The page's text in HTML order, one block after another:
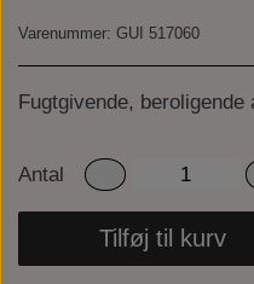
Varenummer: GUI 517060
Fugtgivende,
Antal
Tilføj til kurv